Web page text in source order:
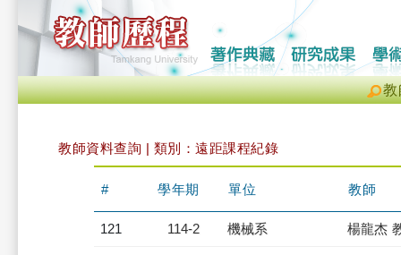
教
教師資料查詢 | 類別：遠距課程紀錄
# 學年期 單位 教師
121 114-2 機械系 楊龍杰